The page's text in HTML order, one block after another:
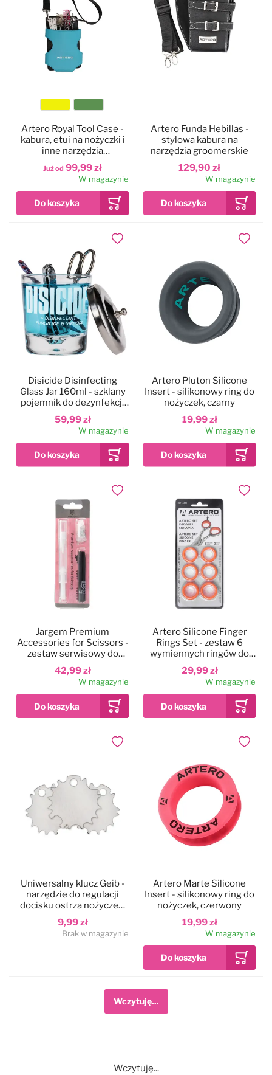
Kolor
Już od 99,99 zł
Artero Royal Tool Case -
kabura, etui na nożyczki i
inne narzędzia
groomerskie
W magazynie
129,90 zł
Artero Funda Hebillas -
stylowa kabura na
narzędzia groomerskie
W magazynie
59,99 zł
Disicide Disinfecting
Glass Jar 160ml - szklany
pojemnik do dezynfekcji
narzędzi i akcesoriów,
mały
W magazynie
Dodaj do ulubionych
19,99 zł
Artero Pluton Silicone
Insert - silikonowy ring do
nożyczek, czarny
W magazynie
Dodaj
42,99 zł
Jargem Premium
Accessories for Scissors -
zestaw serwisowy do
nożyczek groomerskich
W magazynie
Dodaj do ulubionych
29,99 zł
Artero Silicone Finger
Rings Set - zestaw 6
wymiennych ringów do
nożyczek, pomarańczowe
W magazynie
Dodaj
9,99 zł
Uniwersalny klucz Geib -
narzędzie do regulacji
docisku ostrza nożyczek,
degażówek
Brak w magazynie
Dodaj do ulubionych
19,99 zł
Artero Marte Silicone
Insert - silikonowy ring do
nożyczek, czerwony
W magazynie
Dodaj
Wczytuję...
Wczytuję...